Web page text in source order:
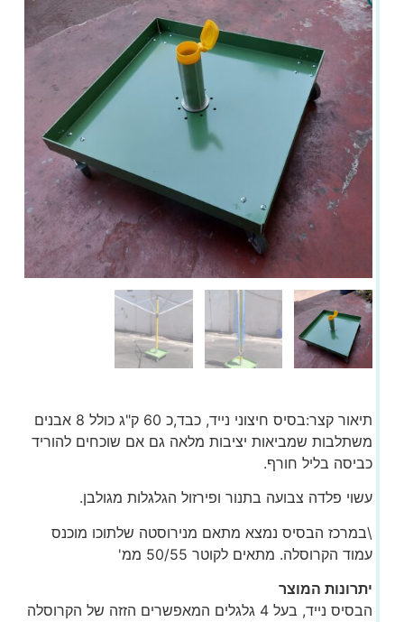
תיאור קצר:בסיס חיצוני נייד, כבד,כ 60 ק"ג כולל 8 אבנים
משתלבות שמביאות יציבות מלאה גם אם שוכחים להוריד
כביסה בליל חורף.
עשוי פלדה צבועה בתנור ופירזול הגלגלות מגולבן.
\במרכז הבסיס נמצא מתאם מנירוסטה שלתוכו מוכנס
עמוד הקרוסלה. מתאים לקוטר 50/55 ממ'
יתרונות המוצר
הבסיס נייד, בעל 4 גלגלים המאפשרים הזזה של הקרוסלה